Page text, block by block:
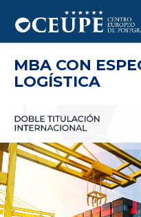
MBA CON
LOGÍSTICA